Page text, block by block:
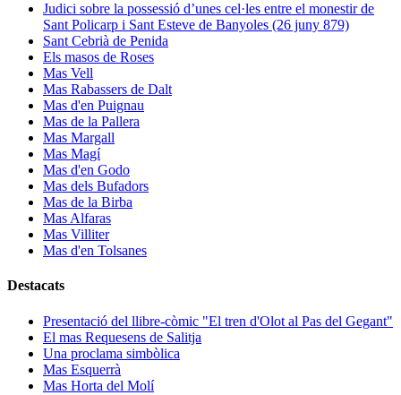
Judici sobre la possessió d’unes cel·les entre el monestir de
Sant Policarp i Sant Esteve de Banyoles (26 juny 879)
Sant Cebrià de Penida
Els masos de Roses
Mas Vell
Mas Rabassers de Dalt
Mas d'en Puignau
Mas de la Pallera
Mas Margall
Mas Magí
Mas d'en Godo
Mas dels Bufadors
Mas de la Birba
Mas Alfaras
Mas Villiter
Mas d'en Tolsanes
Destacats
Presentació del llibre-còmic "El tren d'Olot al Pas del Gegant"
El mas Requesens de Salitja
Una proclama simbòlica
Mas Esquerrà
Mas Horta del Molí